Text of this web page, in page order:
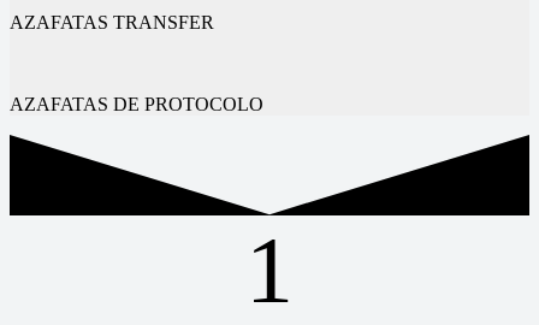
AZAFATAS TRANSFER
AZAFATAS DE PROTOCOLO
1